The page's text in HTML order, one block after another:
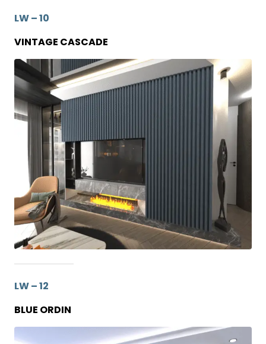
LW – 10
VINTAGE CASCADE
LW – 12
BLUE ORDIN